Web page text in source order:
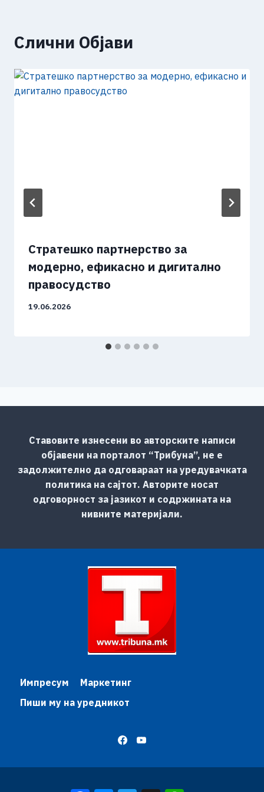
Слични Објави
Стратешко партнерство за
модерно, ефикасно и дигитално
правосудство
19.06.2026
Ставовите изнесени во авторските написи
објавени на порталот “Трибуна”, не е
задолжително да одговараат на уредувачката
политика на сајтот. Авторите носат
одговорност за јазикот и содржината на
нивните материјали.
Импресум
Маркетинг
Пиши му на уредникот